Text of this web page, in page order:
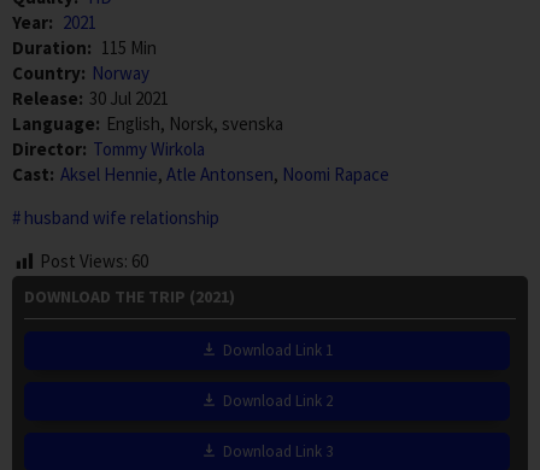
Year: 2021
Duration: 115 Min
Country: Norway
Release: 30 Jul 2021
Language: English, Norsk, svenska
Director: Tommy Wirkola
Cast: Aksel Hennie, Atle Antonsen, Noomi Rapace
husband wife relationship
Post Views: 60
DOWNLOAD THE TRIP (2021)
Download Link 1
Download Link 2
Download Link 3